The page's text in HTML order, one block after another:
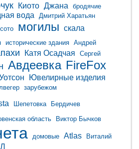
Киото Джана
бродячие
вода
Дмитрий Харатьян
могилы скала
исторические здания Андрей
Катя Осадчая
Сергей
Авдеевка FireFox
Ювелирные изделия
зарубежом
Шепетовка Бердичев
область Виктор Бычков
домовые Atlas
Виталий